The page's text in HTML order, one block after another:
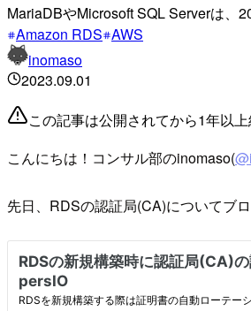
MariaDBやMicrosoft SQL Serverは、
Amazon RDS AWS
inomaso
2023.09.01
この記事は公開されてから1年以
こんにちは！コンサル部のinomaso(
先日、RDSの認証局(CA)についてブロ